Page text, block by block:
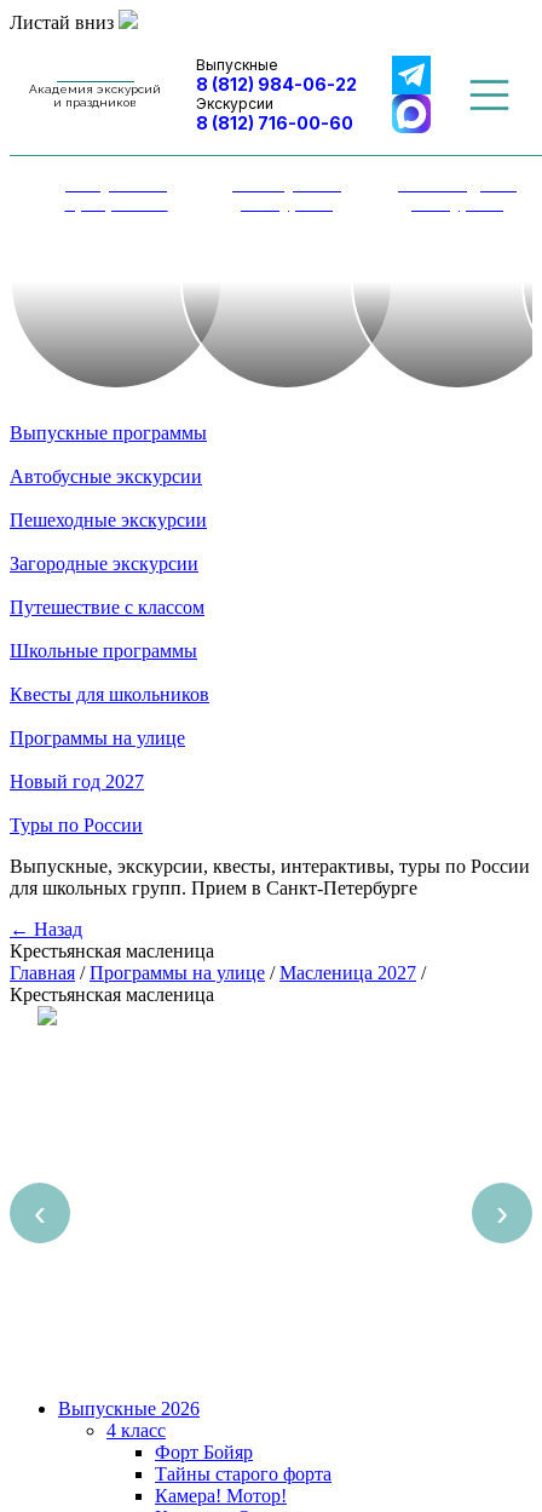
Листай вниз
Академия экскурсий
и праздников
Выпускные
8 (812) 984-06-22
Экскурсии
8 (812) 716-00-60
Выпускные программы
Автобусные экскурсии
Пешеходные экскурсии
Загородные экскурсии
Путешествие с классом
Школьные программы
Квесты для школьников
Программы на улице
Новый год 2027
Туры по России
Выпускные, экскурсии, квесты, интерактивы, туры по России
для школьных групп. Прием в Санкт-Петербурге
← Назад
Крестьянская масленица
Главная / Программы на улице / Масленица 2027 /
Крестьянская масленица
‹ ›
Выпускные 2026
4 класс
Форт Бойяр
Тайны старого форта
Камера! Мотор!